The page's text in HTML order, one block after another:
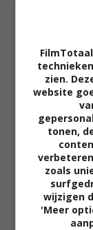
The Uprising
zien.
website
tonen,
zoals
wijzigen
'Meer